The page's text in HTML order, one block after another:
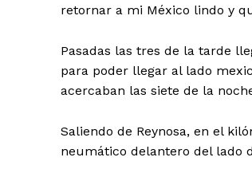
retornar a mi México lindo y
Pasadas las tres de la tarde
para poder llegar al lado
acercaban las siete de la
Saliendo de Reynosa, en el
neumático delantero del lado